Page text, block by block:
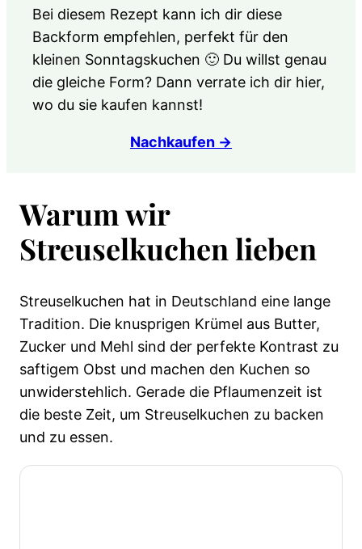
Bei diesem Rezept kann ich dir diese
Backform empfehlen, perfekt für den
kleinen Sonntagskuchen 🙂 Du willst genau
die gleiche Form? Dann verrate ich dir hier,
wo du sie kaufen kannst!
Nachkaufen →
Warum wir
Streuselkuchen lieben
Streuselkuchen hat in Deutschland eine lange
Tradition. Die knusprigen Krümel aus Butter,
Zucker und Mehl sind der perfekte Kontrast zu
saftigem Obst und machen den Kuchen so
unwiderstehlich. Gerade die Pflaumenzeit ist
die beste Zeit, um Streuselkuchen zu backen
und zu essen.